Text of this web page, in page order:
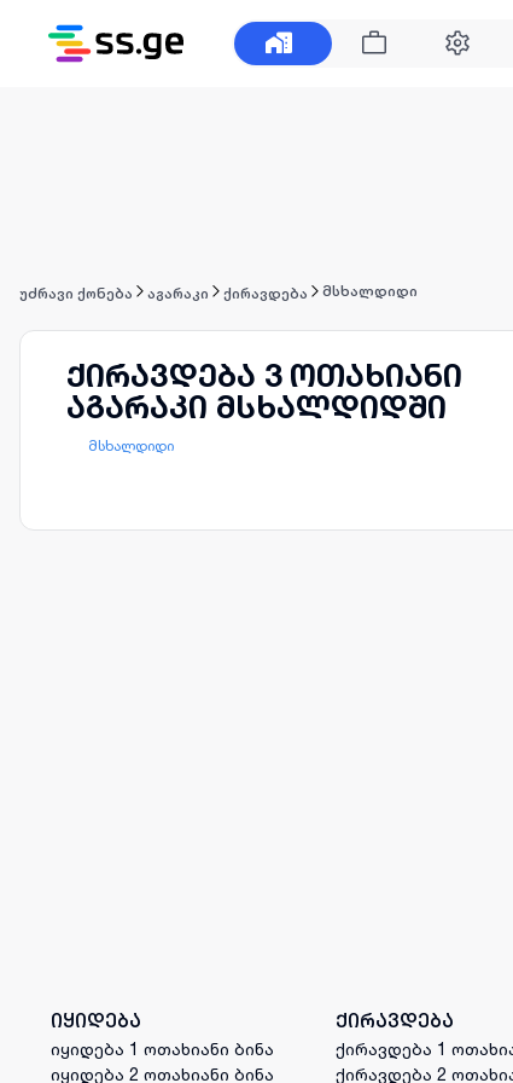
უძრავი ქონება აგარაკი ქირავდება მსხალდიდი
ქირავდება 3 ოთახიანი
აგარაკი მსხალდიდში
მსხალდიდი
იყიდება
იყიდება 1 ოთახიანი ბინა
იყიდება 2 ოთახიანი ბინა
ქირავდება
ქირავდება 1
ქირავდება 2